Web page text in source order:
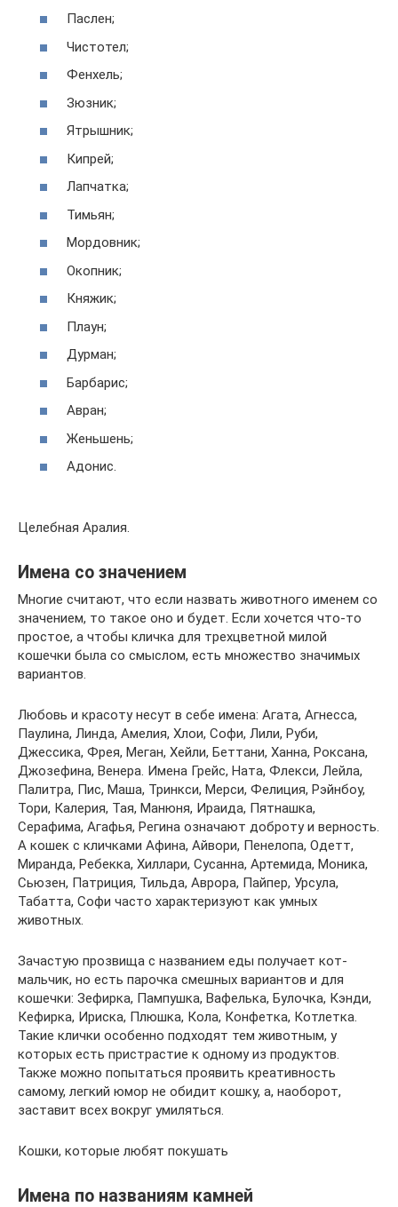
Паслен;
Чистотел;
Фенхель;
Зюзник;
Ятрышник;
Кипрей;
Лапчатка;
Тимьян;
Мордовник;
Окопник;
Княжик;
Плаун;
Дурман;
Барбарис;
Авран;
Женьшень;
Адонис.
Целебная Аралия.
Имена со значением
Многие считают, что если назвать животного именем со
значением, то такое оно и будет. Если хочется что-то
простое, а чтобы кличка для трехцветной милой
кошечки была со смыслом, есть множество значимых
вариантов.
Любовь и красоту несут в себе имена: Агата, Агнесса,
Паулина, Линда, Амелия, Хлои, Софи, Лили, Руби,
Джессика, Фрея, Меган, Хейли, Беттани, Ханна, Роксана,
Джозефина, Венера. Имена Грейс, Ната, Флекси, Лейла,
Палитра, Пис, Маша, Тринкси, Мерси, Фелиция, Рэйнбоу,
Тори, Калерия, Тая, Манюня, Ираида, Пятнашка,
Серафима, Агафья, Регина означают доброту и верность.
А кошек с кличками Афина, Айвори, Пенелопа, Одетт,
Миранда, Ребекка, Хиллари, Сусанна, Артемида, Моника,
Сьюзен, Патриция, Тильда, Аврора, Пайпер, Урсула,
Табатта, Софи часто характеризуют как умных
животных.
Зачастую прозвища с названием еды получает кот-
мальчик, но есть парочка смешных вариантов и для
кошечки: Зефирка, Пампушка, Вафелька, Булочка, Кэнди,
Кефирка, Ириска, Плюшка, Кола, Конфетка, Котлетка.
Такие клички особенно подходят тем животным, у
которых есть пристрастие к одному из продуктов.
Также можно попытаться проявить креативность
самому, легкий юмор не обидит кошку, а, наоборот,
заставит всех вокруг умиляться.
Кошки, которые любят покушать
Имена по названиям камней